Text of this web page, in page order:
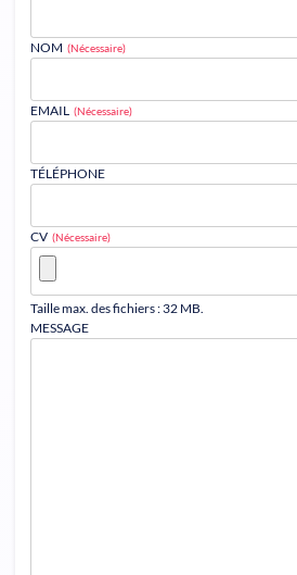
NOM (Nécessaire)
EMAIL (Nécessaire)
TÉLÉPHONE
CV (Nécessaire)
Taille max. des fichiers : 32 MB.
MESSAGE